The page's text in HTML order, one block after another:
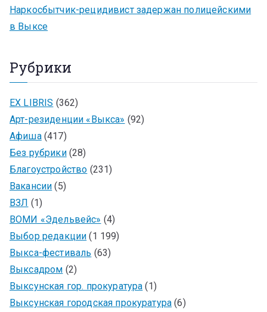
Наркосбытчик-рецидивист задержан полицейскими
в Выксе
Рубрики
EX LIBRIS (362)
Арт-резиденции «Выкса» (92)
Афиша(417)
Без рубрики(28)
Благоустройство (231)
Вакансии (5)
ВЗЛ (1)
ВОМИ «Эдельвейс» (4)
Выбор редакции (1 199)
Выкса-фестиваль (63)
Выксадром (2)
Выксунская гор. прокуратура (1)
Выксунская городская прокуратура (6)